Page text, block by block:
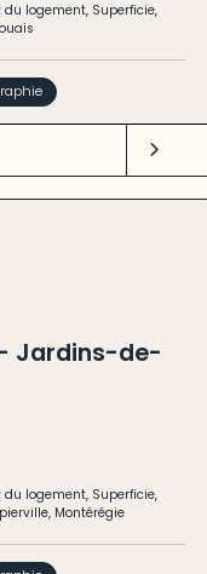
du logement, Superficie,
Jardins-de-
du logement, Superficie,
, Montérégie